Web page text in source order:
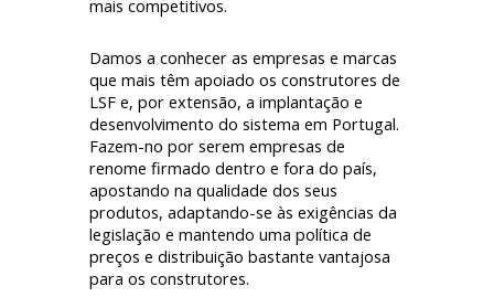
mais competitivos.
Damos a conhecer as empresas e marcas
que mais têm apoiado os construtores de
LSF e, por extensão, a implantação e
desenvolvimento do sistema em Portugal.
Fazem-no por serem empresas de
renome firmado dentro e fora do país,
apostando na qualidade dos seus
produtos, adaptando-se às exigências da
legislação e mantendo uma política de
preços e distribuição bastante vantajosa
para os construtores.